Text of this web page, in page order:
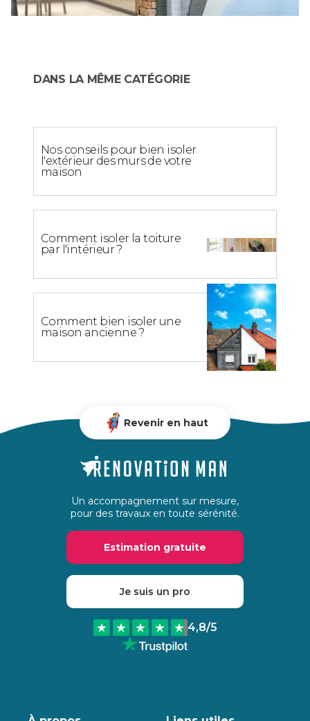
DANS LA MÊME CATÉGORIE
Nos conseils pour bien isoler
l'extérieur des murs de votre
maison
Comment isoler la toiture
par l'intérieur ?
Comment bien isoler une
maison ancienne ?
Revenir en haut
Un accompagnement sur mesure,
pour des travaux en toute sérénité.
Estimation gratuite
Je suis un pro
4,8/5